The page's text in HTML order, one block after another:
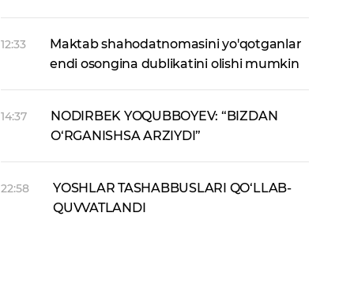
12:33
Maktab shahodatnomasini yo'qotganlar
endi osongina dublikatini olishi mumkin
14:37
NODIRBEK YOQUBBOYEV: “BIZDAN
O‘RGANISHSA ARZIYDI”
22:58
YOSHLAR TASHABBUSLARI QO‘LLAB-
QUVVATLANDI